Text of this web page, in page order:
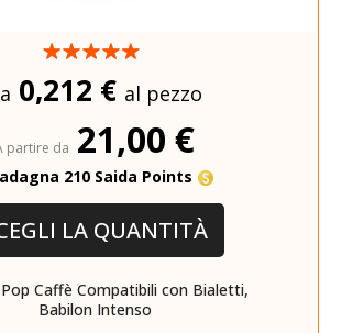
0,212 € al pezzo
partire da 21,00 €
210 Saida Points
LA QUANTITÀ
Caffè Compatibili con Bialetti,
Babilon Intenso